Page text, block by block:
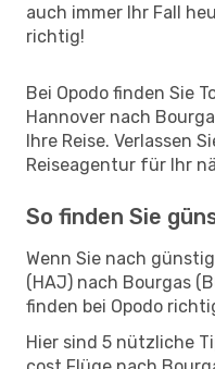
auch immer Ihr Fall
richtig!
Bei Opodo finden Sie
Hannover nach
Ihre Reise. Verlassen
Reiseagentur für Ihr
So finden Sie
Wenn Sie nach
(HAJ) nach Bourgas
finden bei Opodo
Hier sind 5 nützliche